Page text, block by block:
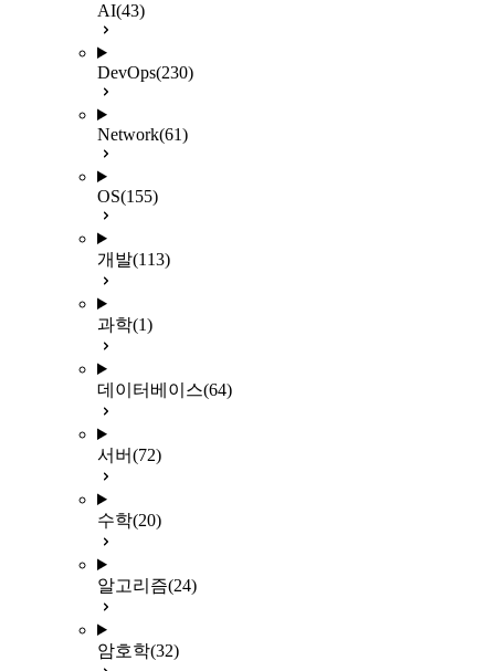
AI(43)
DevOps(230)
Network(61)
OS(155)
개발(113)
과학(1)
데이터베이스(64)
서버(72)
수학(20)
알고리즘(24)
암호학(32)